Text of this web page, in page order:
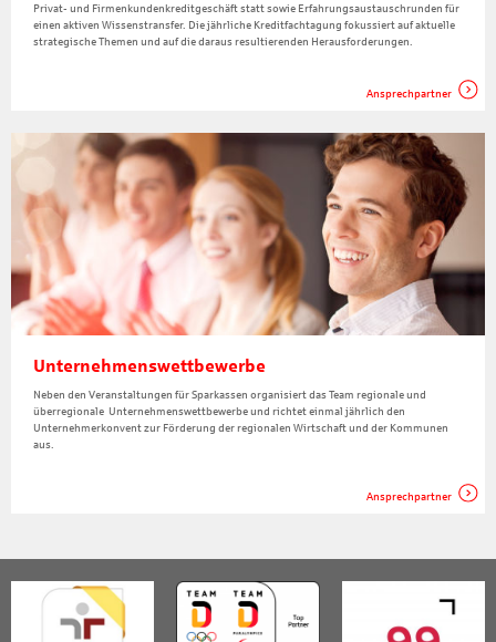
Privat- und Firmenkundenkreditgeschäft statt sowie Erfahrungsaustauschrunden für
einen aktiven Wissenstransfer. Die jährliche Kreditfachtagung fokussiert auf aktuelle
strategische Themen und auf die daraus resultierenden Herausforderungen.
Ansprechpartner
Unternehmenswettbewerbe
Neben den Veranstaltungen für Sparkassen organisiert das Team regionale und
überregionale Unternehmenswettbewerbe und richtet einmal jährlich den
Unternehmerkonvent zur Förderung der regionalen Wirtschaft und der Kommunen
aus.
Ansprechpartner